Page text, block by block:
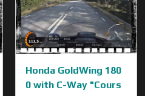
Honda GoldWing 180
0 with C-Way "Cours